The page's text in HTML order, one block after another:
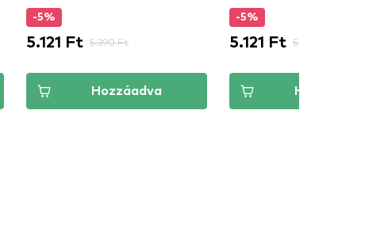
-5%
5.121 Ft 5.390 Ft
Hozzáadva
-5%
5.121 Ft 5.390 Ft
Hozzáadva